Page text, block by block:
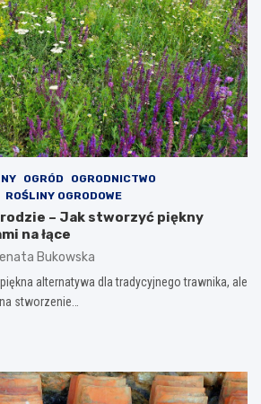
OGRÓD
OGRODNICTWO
ROŚLINY OGRODOWE
– Jak stworzyć piękny
na łące
Bukowska
alternatywa dla tradycyjnego trawnika, ale
stworzenie…